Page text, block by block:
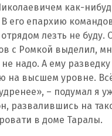
как-
его епархию
лезть не буду.
с Ромкой выделил,
надо. А ему разведку
на высшем уровне.
– подумал я
развалившись на
в доме Таралы.